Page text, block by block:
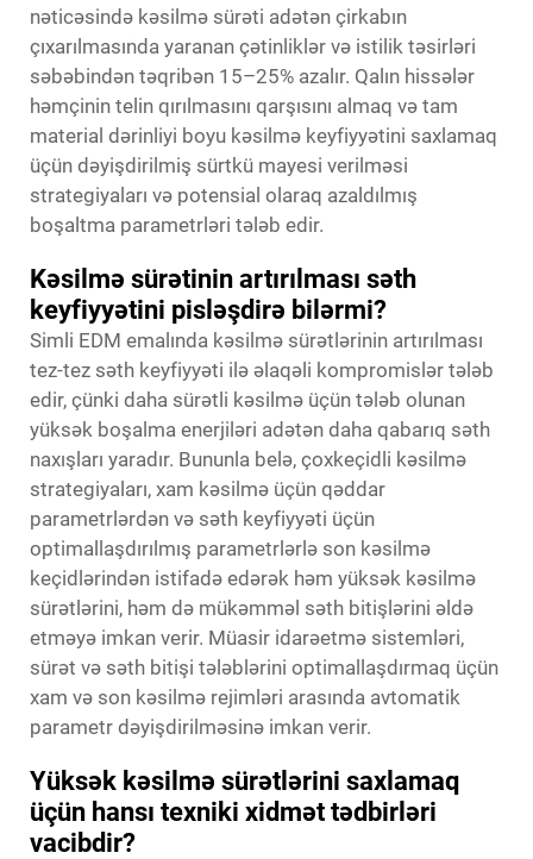
nəticəsində kəsilmə sürəti adətən çirkabın
çıxarılmasında yaranan çətinliklər və istilik təsirləri
səbəbindən təqribən 15–25% azalır. Qalın hissələr
həmçinin telin qırılmasını qarşısını almaq və tam
material dərinliyi boyu kəsilmə keyfiyyətini saxlamaq
üçün dəyişdirilmiş sürtkü mayesi verilməsi
strategiyaları və potensial olaraq azaldılmış
boşaltma parametrləri tələb edir.
Kəsilmə sürətinin artırılması səth
keyfiyyətini pisləşdirə bilərmi?
Simli EDM emalında kəsilmə sürətlərinin artırılması
tez-tez səth keyfiyyəti ilə əlaqəli kompromislər tələb
edir, çünki daha sürətli kəsilmə üçün tələb olunan
yüksək boşalma enerjiləri adətən daha qabarıq səth
naxışları yaradır. Bununla belə, çoxkeçidli kəsilmə
strategiyaları, xam kəsilmə üçün qəddar
parametrlərdən və səth keyfiyyəti üçün
optimallaşdırılmış parametrlərlə son kəsilmə
keçidlərindən istifadə edərək həm yüksək kəsilmə
sürətlərini, həm də mükəmməl səth bitişlərini əldə
etməyə imkan verir. Müasir idarəetmə sistemləri,
sürət və səth bitişi tələblərini optimallaşdırmaq üçün
xam və son kəsilmə rejimləri arasında avtomatik
parametr dəyişdirilməsinə imkan verir.
Yüksək kəsilmə sürətlərini saxlamaq
üçün hansı texniki xidmət tədbirləri
vacibdir?